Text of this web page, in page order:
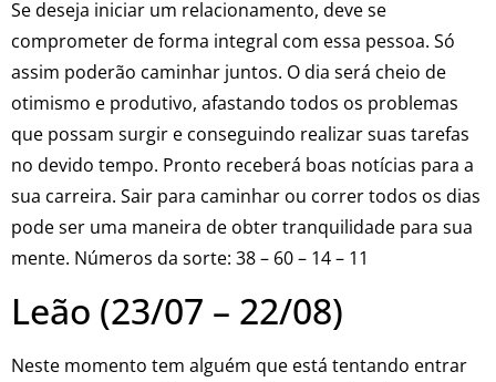
Se deseja iniciar um relacionamento, deve se
comprometer de forma integral com essa pessoa. Só
assim poderão caminhar juntos. O dia será cheio de
otimismo e produtivo, afastando todos os problemas
que possam surgir e conseguindo realizar suas tarefas
no devido tempo. Pronto receberá boas notícias para a
sua carreira. Sair para caminhar ou correr todos os dias
pode ser uma maneira de obter tranquilidade para sua
mente. Números da sorte: 38 – 60 – 14 – 11
Leão (23/07 – 22/08)
Neste momento tem alguém que está tentando entrar